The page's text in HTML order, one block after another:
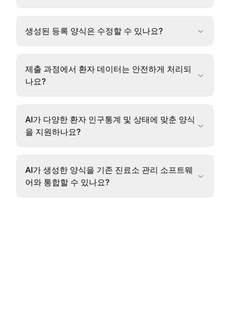
생성된 등록 양식은 수정할 수 있나요?
제출 과정에서 환자 데이터는 안전하게 처리되
나요?
AI가 다양한 환자 인구통계 및 상태에 맞춘 양식
을 지원하나요?
AI가 생성한 양식을 기존 진료소 관리 소프트웨
어와 통합할 수 있나요?